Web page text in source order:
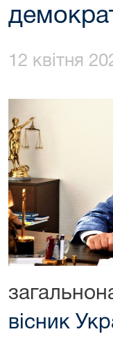
12 квітня
вісник